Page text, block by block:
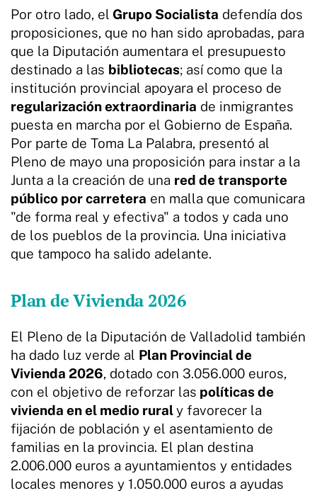
Por otro lado, el Grupo Socialista defendía dos
proposiciones, que no han sido aprobadas, para
que la Diputación aumentara el presupuesto
destinado a las bibliotecas; así como que la
institución provincial apoyara el proceso de
regularización extraordinaria de inmigrantes
puesta en marcha por el Gobierno de España.
Por parte de Toma La Palabra, presentó al
Pleno de mayo una proposición para instar a la
Junta a la creación de una red de transporte
público por carretera en malla que comunicara
"de forma real y efectiva" a todos y cada uno
de los pueblos de la provincia. Una iniciativa
que tampoco ha salido adelante.
Plan de Vivienda 2026
El Pleno de la Diputación de Valladolid también
ha dado luz verde al Plan Provincial de
Vivienda 2026, dotado con 3.056.000 euros,
con el objetivo de reforzar las políticas de
vivienda en el medio ruraly favorecer la
fijación de población y el asentamiento de
familias en la provincia. El plan destina
2.006.000 euros a ayuntamientos y entidades
locales menores y 1.050.000 euros a ayudas